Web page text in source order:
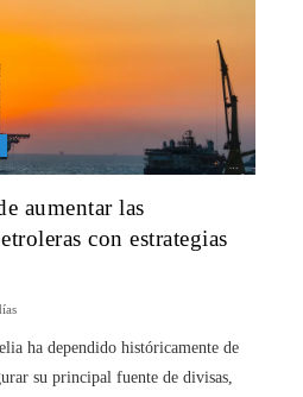
aumentar las
con estrategias
ha dependido históricamente de
su principal fuente de divisas,